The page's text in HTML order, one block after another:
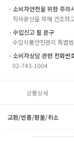
ㆍ소비자안전을 위한 주의
직사광선을 피해 건조하
ㆍ수입신고 필 문구
수입식품안전관리 특별
ㆍ소비자상담 관련 전화번
02-743-1004
상품상세
교환/반품/환불/취소